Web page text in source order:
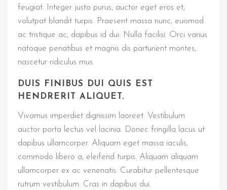
feugiat. Integer justo purus, auctor eget eros et,
volutpat blandit turpis. Praesent massa nunc, euismod
ac tristique ac, dapibus id dui. Nulla facilisi. Orci varius
natoque penatibus et magnis dis parturient montes,
nascetur ridiculus mus.
DUIS FINIBUS DUI QUIS EST
HENDRERIT ALIQUET.
Vivamus imperdiet dignissim laoreet. Vestibulum
auctor porta lectus vel lacinia. Donec fringilla lacus ut
dapibus ullamcorper. Aliquam eget massa iaculis,
commodo libero a, eleifend turpis. Aliquam aliquam
ullamcorper ex ac venenatis. Curabitur pellentesque
rutrum vestibulum. Cras in dapibus dui.